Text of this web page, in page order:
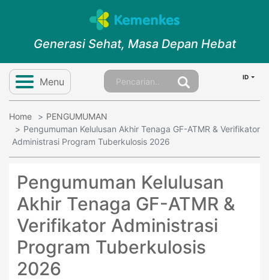
Generasi Sehat, Masa Depan Hebat
Menu ID
Home
PENGUMUMAN
Pengumuman Kelulusan Akhir Tenaga GF-ATMR & Verifikator
Administrasi Program Tuberkulosis 2026
Pengumuman Kelulusan
Akhir Tenaga GF-ATMR &
Verifikator Administrasi
Program Tuberkulosis
2026